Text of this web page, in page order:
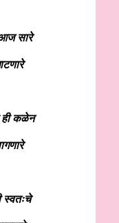
सारे
ही कळेन
स्वतःचे